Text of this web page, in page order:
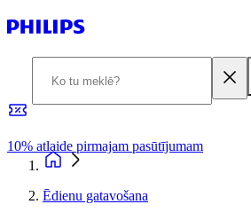
10% atlaide pirmajam pasūtījumam
Ēdienu gatavošana